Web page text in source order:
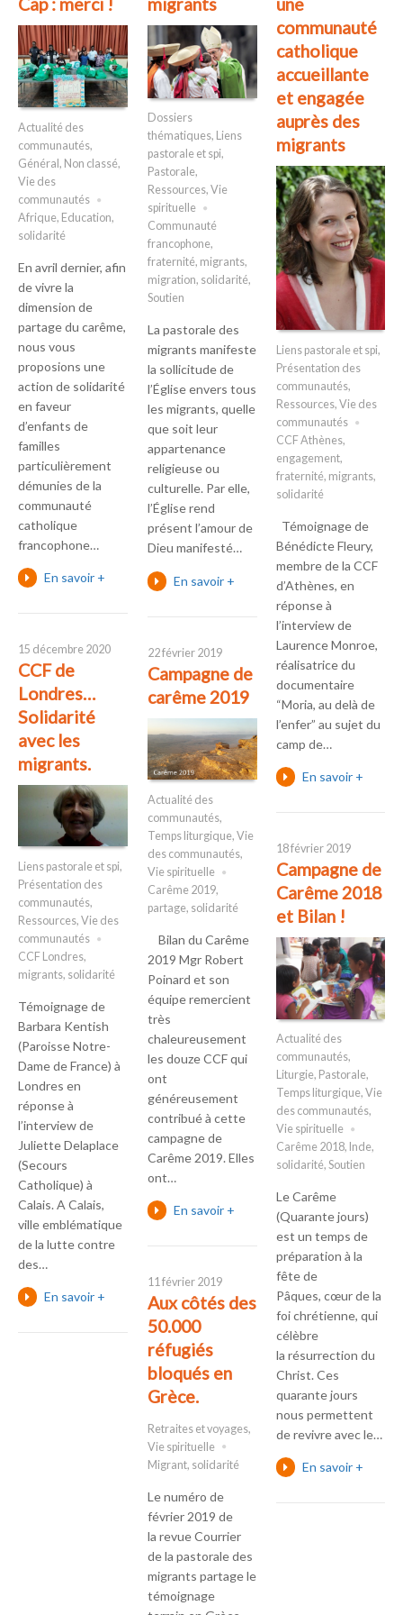
Actualité des
communautés,
Général, Non classé,
Vie des
communautés
Afrique, Education,
solidarité
En avril dernier, afin
de vivre la
dimension de
partage du carême,
nous vous
proposions une
action de solidarité
en faveur
d’enfants de
familles
particulièrement
démunies de la
communauté
catholique
francophone…
En savoir +
Dossiers
thématiques, Liens
pastorale et spi,
Pastorale,
Ressources, Vie
spirituelle
Communauté
francophone,
fraternité, migrants,
migration, solidarité,
Soutien
La pastorale des
migrants manifeste
la sollicitude de
l’Église envers tous
les migrants, quelle
que soit leur
appartenance
religieuse ou
culturelle. Par elle,
l’Église rend
présent l’amour de
Dieu manifesté…
En savoir +
communauté
catholique
accueillante
et engagée
auprès des
migrants
Liens pastorale et spi,
Présentation des
communautés,
Ressources, Vie des
communautés
CCF Athènes,
engagement,
fraternité, migrants,
solidarité
Témoignage de
Bénédicte Fleury,
membre de la CCF
d’Athènes, en
réponse à
l’interview de
Laurence Monroe,
réalisatrice du
documentaire
“Moria, au delà de
l’enfer” au sujet du
camp de…
En savoir +
15 décembre 2020
CCF de
Londres…
Solidarité
avec les
migrants.
Liens pastorale et spi,
Présentation des
communautés,
Ressources, Vie des
communautés
CCF Londres,
migrants, solidarité
Témoignage de
Barbara Kentish
(Paroisse Notre-
Dame de France) à
Londres en
réponse à
l’interview de
Juliette Delaplace
(Secours
Catholique) à
Calais. A Calais,
ville emblématique
de la lutte contre
des…
En savoir +
22 février 2019
Campagne de
carême 2019
Actualité des
communautés,
Temps liturgique, Vie
des communautés,
Vie spirituelle
Carême 2019,
partage, solidarité
Bilan du Carême
2019 Mgr Robert
Poinard et son
équipe remercient
très
chaleureusement
les douze CCF qui
ont
généreusement
contribué à cette
campagne de
Carême 2019. Elles
ont…
En savoir +
18 février 2019
Campagne de
Carême 2018
et Bilan !
Actualité des
communautés,
Liturgie, Pastorale,
Temps liturgique, Vie
des communautés,
Vie spirituelle
Carême 2018, Inde,
solidarité, Soutien
Le Carême
(Quarante jours)
est un temps de
préparation à la
fête de
Pâques, cœur de la
foi chrétienne, qui
célèbre
la résurrection du
Christ. Ces
quarante jours
nous permettent
de revivre avec le…
En savoir +
11 février 2019
Aux côtés des
50.000
réfugiés
bloqués en
Grèce.
Retraites et voyages,
Vie spirituelle
Migrant, solidarité
Le numéro de
février 2019 de
la revue Courrier
de la pastorale des
migrants partage le
témoignage